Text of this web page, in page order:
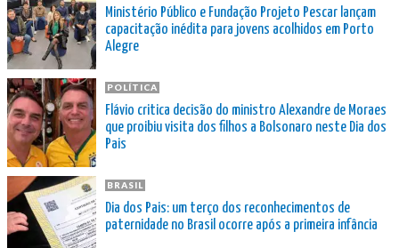
Ministério Público e Fundação Projeto Pescar lançam
capacitação inédita para jovens acolhidos em Porto
Alegre
POLÍTICA
Flávio critica decisão do ministro Alexandre de Moraes
que proibiu visita dos filhos a Bolsonaro neste Dia dos
Pais
BRASIL
Dia dos Pais: um terço dos reconhecimentos de
paternidade no Brasil ocorre após a primeira infância